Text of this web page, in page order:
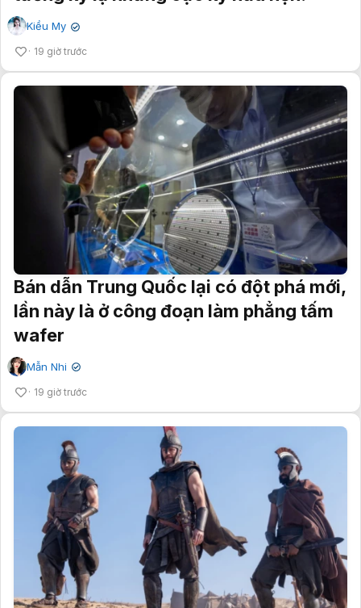
Kiều My ✔
19 giờ trước
Bán dẫn Trung Quốc lại có đột phá mới,
lần này là ở công đoạn làm phẳng tấm
wafer
Mẫn Nhi ✔
19 giờ trước